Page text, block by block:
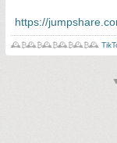
https://
🕰️₿🕰️₿🕰️₿🕰️₿🕰️₿🕰️